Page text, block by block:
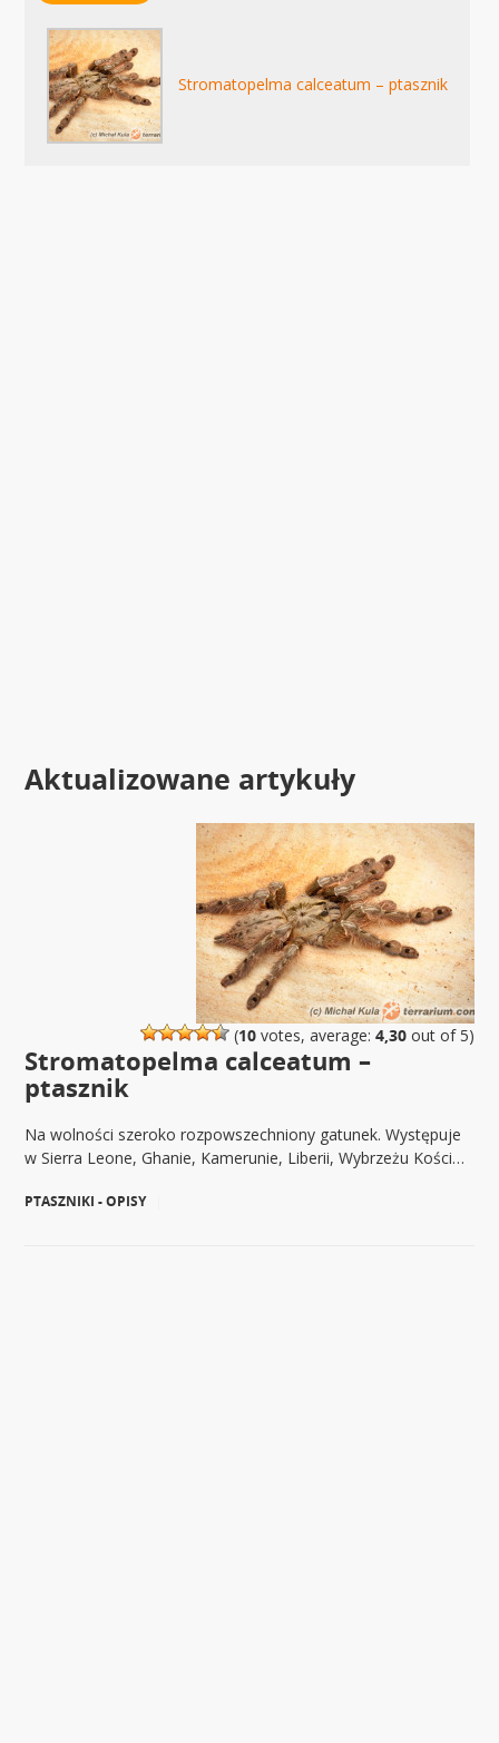
Stromatopelma calceatum – ptasznik
Aktualizowane artykuły
(10votes, average: 4,30out of 5)
Stromatopelma calceatum –
ptasznik
Na wolności szeroko rozpowszechniony gatunek. Występuje
w Sierra Leone, Ghanie, Kamerunie, Liberii, Wybrzeżu Kości…
PTASZNIKI - OPISY